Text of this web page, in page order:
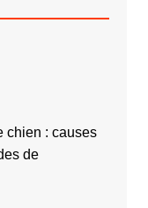
chien : causes
de